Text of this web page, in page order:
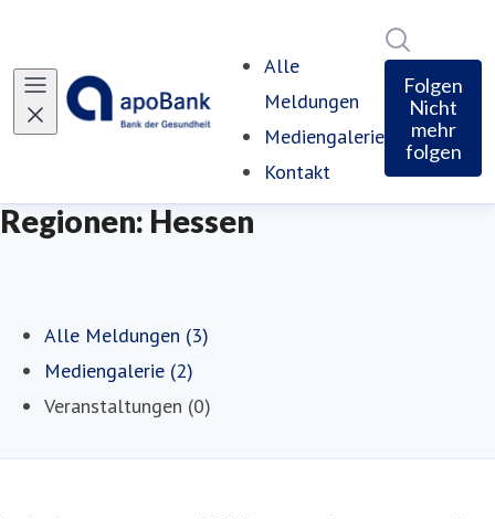
Alle
Meldungen
Mediengalerie
Kontakt
Folgen
Nicht
mehr
folgen
Regionen: Hessen
Alle Meldungen (3)
Mediengalerie (2)
Veranstaltungen (0)